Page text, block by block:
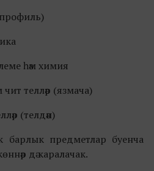
һәм химия
чит телләр (язмача)
(телдән)
барлык предметлар буенча
дә каралачак.